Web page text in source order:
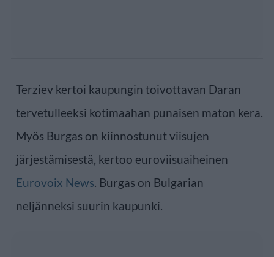
Terziev kertoi kaupungin toivottavan Daran
tervetulleeksi kotimaahan punaisen maton kera.
Myös Burgas on kiinnostunut viisujen
järjestämisestä, kertoo euroviisuaiheinen
Eurovoix News. Burgas on Bulgarian
neljänneksi suurin kaupunki.